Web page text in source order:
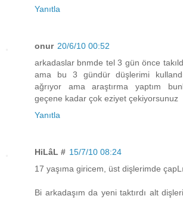
Yanıtla
onur 20/6/10 00:52
arkadaslar bnmde tel 3 gün önce
ama bu 3 gündür düşlerimi
ağrıyor ama araştırma yaptım
geçene kadar çok eziyet çekiyorsunuz
Yanıtla
HiLâL # 15/7/10 08:24
17 yaşıma giricem, üst dişlerimde
Bi arkadaşım da yeni taktırdı alt